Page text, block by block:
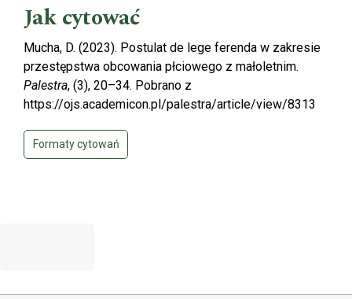
Jak cytować
Mucha, D. (2023). Postulat de lege ferenda w zakresie
przestępstwa obcowania płciowego z małoletnim.
Palestra, (3), 20–34. Pobrano z
https://ojs.academicon.pl/palestra/article/view/8313
Formaty cytowań